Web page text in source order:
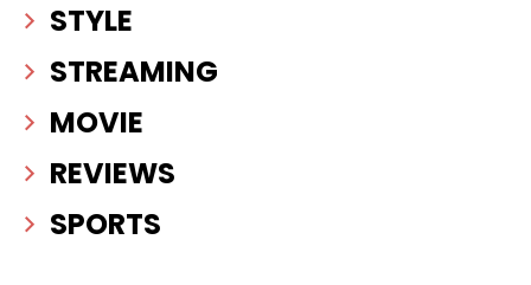
STYLE
STREAMING
MOVIE
REVIEWS
SPORTS